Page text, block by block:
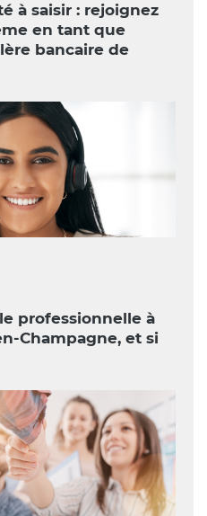
à saisir : rejoignez
en tant que
bancaire de
professionnelle à
Champagne, et si